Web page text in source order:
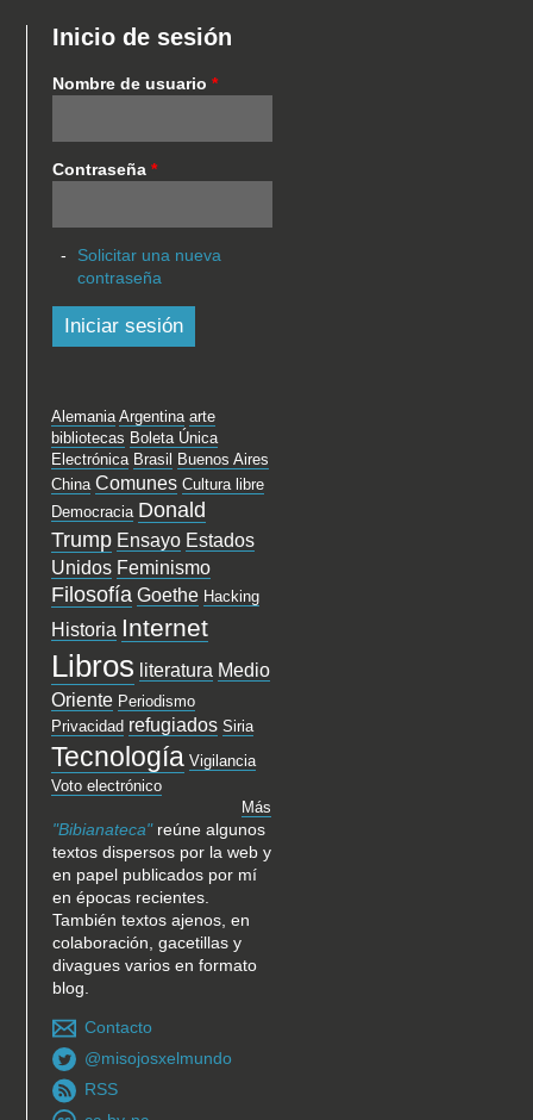
Inicio de sesión
Nombre de usuario*
Contraseña*
Solicitar una nueva
contraseña
Alemania Argentina arte
bibliotecas Boleta Única
Electrónica Brasil
Buenos Aires
China Comunes Cultura libre
Democracia Donald
Trump Ensayo Estados
Unidos Feminismo
Filosofía Goethe Hacking
Historia Internet
Libros literatura Medio
Oriente Periodismo
Privacidad refugiados Siria
Tecnología Vigilancia
Voto electrónico
Más
"Bibianateca"reúne algunos
textos dispersos por la web y
en papel publicados por mí
en épocas recientes.
También textos ajenos, en
colaboración, gacetillas y
divagues varios en formato
blog.
Contacto
@misojosxelmundo
RSS